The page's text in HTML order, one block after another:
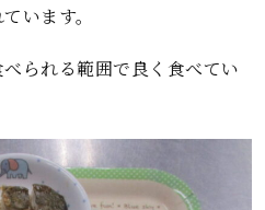
います。
られる範囲で良く食べてい